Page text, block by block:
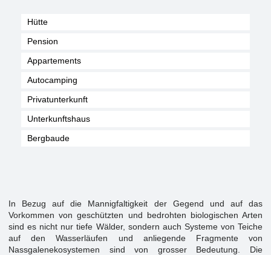
Hütte
Pension
Appartements
Autocamping
Privatunterkunft
Unterkunftshaus
Bergbaude
In Bezug auf die Mannigfaltigkeit der Gegend und auf das
Vorkommen von geschützten und bedrohten biologischen Arten
sind es nicht nur tiefe Wälder, sondern auch Systeme von Teiche
auf den Wasserläufen und anliegende Fragmente von
Nassgalenekosystemen sind von grosser Bedeutung. Die